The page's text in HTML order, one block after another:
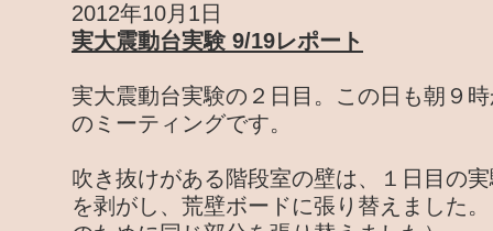
2012年10月1日
実大震動台実験 9/19レポート
実大震動台実験の２日目。この日も朝９
のミーティングです。
吹き抜けがある階段室の壁は、１日目の
を剥がし、荒壁ボードに張り替えました